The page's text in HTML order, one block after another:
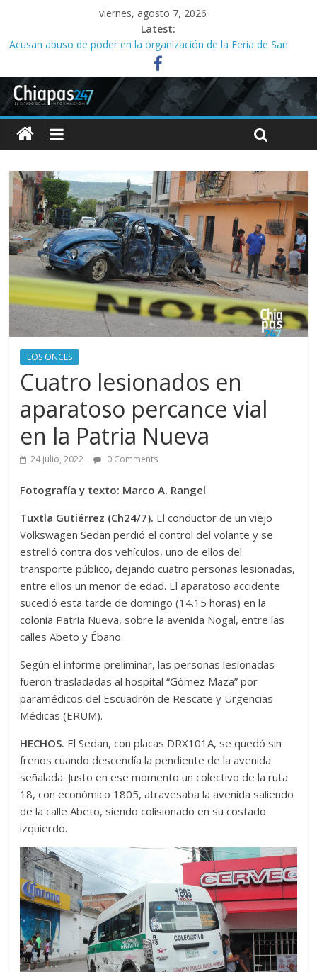
viernes, agosto 7, 2026
Latest:
Acusan abuso de poder en la organización de la Feria de San
Roque; señalan vínculos con el alcalde Ángel Torres
Ministeriales irrumpen a la fuerza en Casa del Migrante;
presbítero exige a la FGE investigar
Acusan a la SMyT de solapar corrupción en el transporte de la
capital
Familias acusan años de retrasos en investigaciones por abuso
sexual infantil
Tres meses sin agua desatan protesta en Yajalón
LOS ONCES
Cuatro lesionados en
aparatoso percance vial
en la Patria Nueva
24 julio, 2022 0 Comments
Fotografía y texto: Marco A. Rangel
Tuxtla Gutiérrez (Ch24/7). El conductor de un viejo
Volkswagen Sedan perdió el control del volante y se
estrelló contra dos vehículos, uno de ellos del
transporte público, dejando cuatro personas lesionadas,
entre ellos un menor de edad. El aparatoso accidente
sucedió esta tarde de domingo (14.15 horas) en la
colonia Patria Nueva, sobre la avenida Nogal, entre las
calles Abeto y Ébano.
Según el informe preliminar, las personas lesionadas
fueron trasladadas al hospital “Gómez Maza” por
paramédicos del Escuadrón de Rescate y Urgencias
Médicas (ERUM).
HECHOS. El Sedan, con placas DRX101A, se quedó sin
frenos cuando descendía la pendiente de la avenida
señalada. Justo en ese momento un colectivo de la ruta
18, con económico 1805, atravesaba la avenida saliendo
de la calle Abeto, siendo colisionado en su costado
izquierdo.